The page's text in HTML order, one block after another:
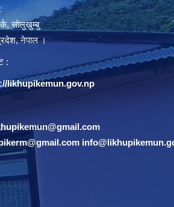
सोलुखुम्बु
नेपाल ।
:
likhupikemun.gov.np
/